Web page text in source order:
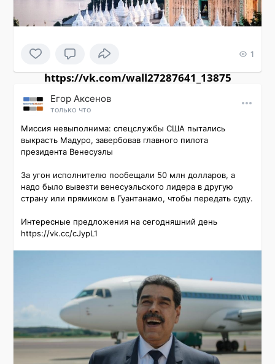
1
https://vk.com/wall27287641_13875
Εгор Αксенов
только что
Миссия невыполнима: спецслужбы США пытались
выкрасть Мадуро, завербовав главного пилота
президента Венесуэлы
За угон исполнителю пообещали 50 млн долларов, а
надо было вывезти венесуэльского лидера в другую
страну или прямиком в Гуантанамо, чтобы передать суду.
Интересные предложения на сегодняшний день
https://vk.cc/cJypL1